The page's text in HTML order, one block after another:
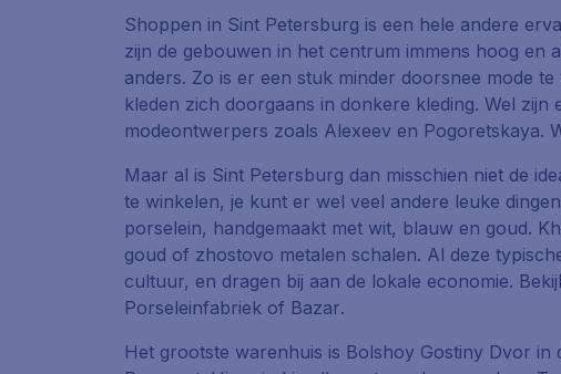
Shoppen in Sint Petersburg is een hele andere
zijn de gebouwen in het centrum immens hoog en
anders. Zo is er een stuk minder doorsnee mode
kleden zich doorgaans in donkere kleding. Wel zijn
modeontwerpers zoals Alexeev en Pogoretskaya.
Maar al is Sint Petersburg dan misschien niet de
te winkelen, je kunt er wel veel andere leuke
porselein, handgemaakt met wit, blauw en goud.
goud of zhostovo metalen schalen. Al deze
cultuur, en dragen bij aan de lokale economie.
Porseleinfabriek of Bazar.
Het grootste warenhuis is Bolshoy Gostiny Dvor in